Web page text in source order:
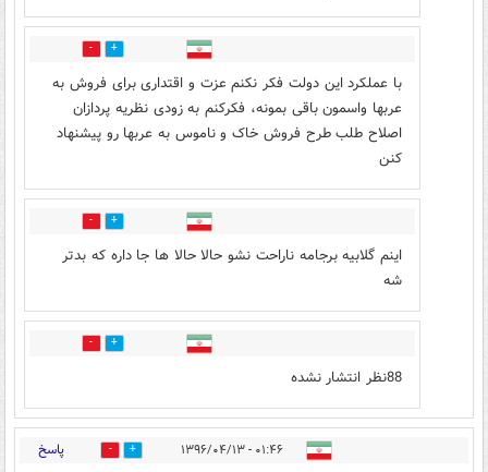
47
با عملکرد این دولت فکر نکنم عزت و اقتداری برای فروش به
عربها واسمون باقی بمونه، فکرکنم به زودی نظریه پردازان
اصلاح طلب طرح فروش خاک و ناموس به عربها رو پیشنهاد
کنن
24
اینم گلابیه برجامه ناراحت نشو حالا حالا ها جا داره که بدتر
شه
0
88نظر انتشار نشده
۰۱:۴۶ - ۱۳۹۶/۰۴/۱۳ 172 پاسخ